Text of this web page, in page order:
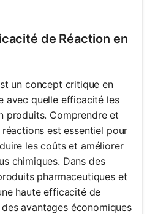
de Réaction en
un concept critique en
avec quelle efficacité les
produits. Comprendre et
est essentiel pour
les coûts et améliorer
chimiques. Dans des
pharmaceutiques et
haute efficacité de
avantages économiques